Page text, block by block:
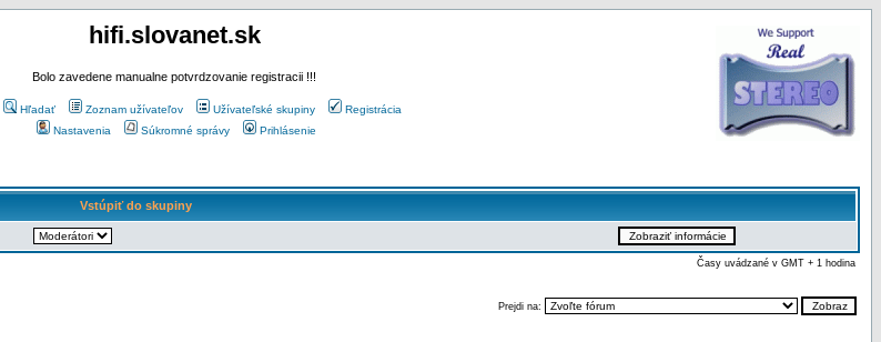
hifi.slovanet.sk
Bolo zavedene manualne potvrdzovanie registracii !!!
Hľadať Zoznam užívateľov Užívateľské skupiny
Registrácia
Nastavenia
Súkromné správy Prihlásenie
Vstúpiť do skupiny
Časy uvádzané v GMT + 1 hodina
Prejdi na: